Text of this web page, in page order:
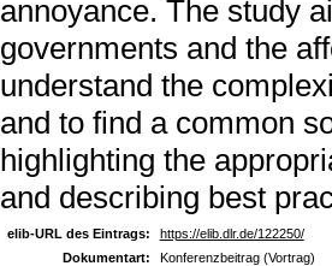
annoyance. The study
governments and the
understand the
and to find a common
highlighting the
and describing best
elib-URL des Eintrags:
https://elib.dlr.de/122250/
Dokumentart:
Konferenzbeitrag (Vortrag)